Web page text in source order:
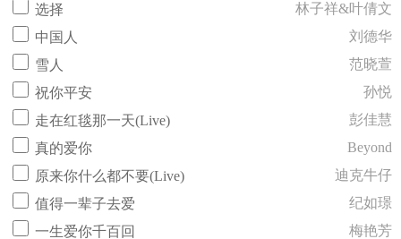
选择
林子祥&叶倩文
中国人
刘德华
雪人
范晓萱
祝你平安
孙悦
走在红毯那一天(Live)
彭佳慧
真的爱你
Beyond
原来你什么都不要(Live)
迪克牛仔
值得一辈子去爱
纪如璟
一生爱你千百回
梅艳芳